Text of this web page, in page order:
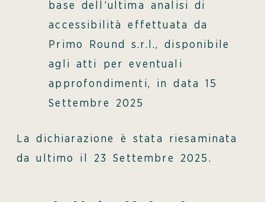
base dell’ultima analisi di
accessibilità effettuata da
Primo Round s.r.l., disponibile
agli atti per eventuali
approfondimenti, in data 15
Settembre 2025
La dichiarazione è stata riesaminata
da ultimo il 23 Settembre 2025.